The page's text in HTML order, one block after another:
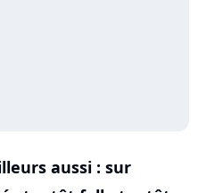
aussi : sur